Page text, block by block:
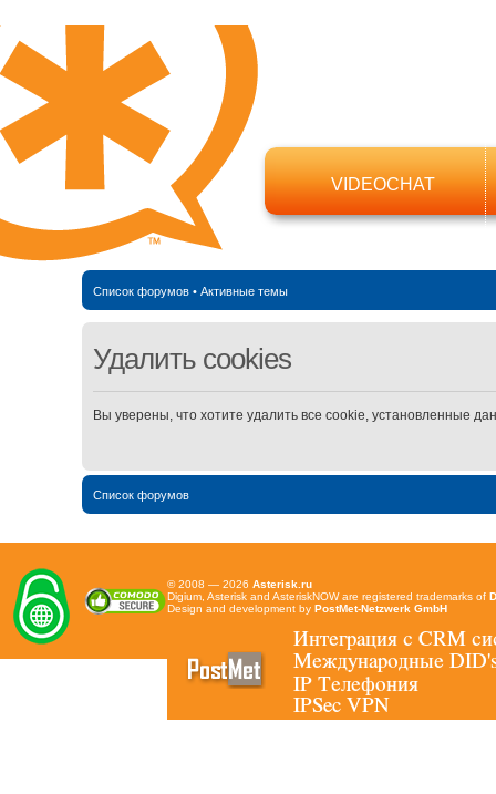
VIDEOCHAT
Список форумов• Активные темы
Удалить cookies
Вы уверены, что хотите удалить все cookie, установленные
Список форумов
© 2008 — 2026 Asterisk.ru
Digium, Asterisk and AsteriskNOW are registered trademarks of
Design and development by PostMet-Netzwerk GmbH